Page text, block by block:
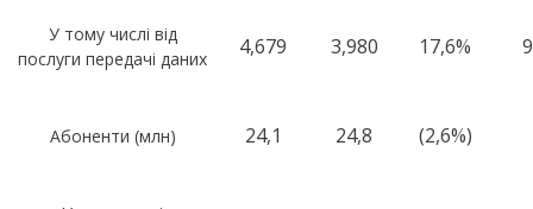
У тому числі від
послуги передачі даних
4,679 3,980 17,6%
Абоненти (млн) 24,1 24,8 (2,6%)